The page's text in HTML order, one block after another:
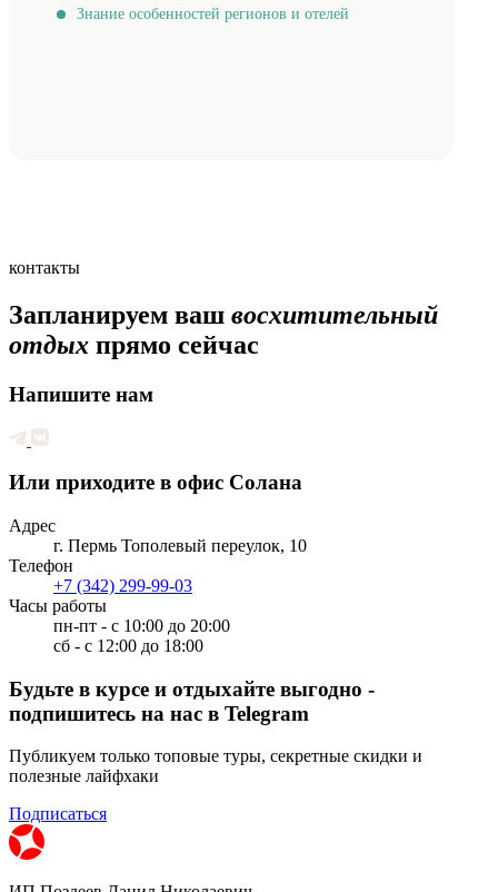
Знание особенностей регионов и отелей
контакты
Запланируем ваш восхитительный
отдых прямо сейчас
Напишите нам
Или приходите в офис Солана
Адрес
г. Пермь Тополевый переулок, 10
Телефон
+7 (342) 299-99-03
Часы работы
пн-пт - с 10:00 до 20:00
сб - с 12:00 до 18:00
Будьте в курсе и отдыхайте выгодно -
подпишитесь на нас в Telegram
Публикуем только топовые туры, секретные скидки и
полезные лайфхаки
Подписаться